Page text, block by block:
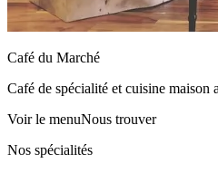
Café du Marché
Café de spécialité et cuisine maison
Voir le menuNous trouver
Nos spécialités